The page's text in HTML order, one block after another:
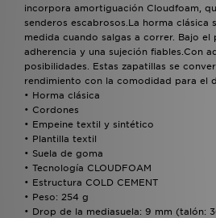
incorpora amortiguación Cloudfoam,
senderos escabrosos.La horma
medida cuando salgas a correr. Bajo
adherencia y una sujeción fiables.Con
posibilidades. Estas zapatillas se
rendimiento con la comodidad para el
• Horma clásica
• Cordones
• Empeine textil y sintético
• Plantilla textil
• Suela de goma
• Tecnología CLOUDFOAM
• Estructura COLD CEMENT
• Peso: 254 g
• Drop de la mediasuela: 9 mm (talón: